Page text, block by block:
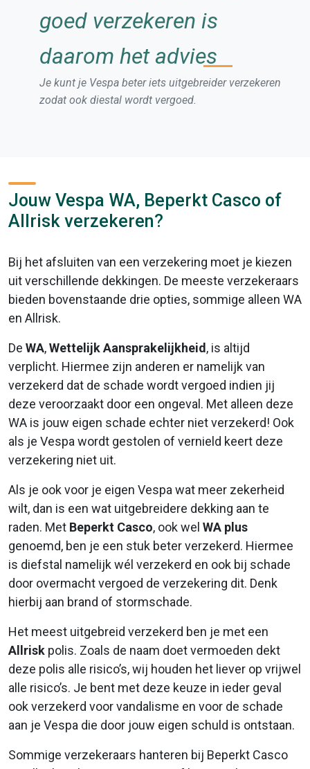
goed verzekeren is
daarom het advies
Je kunt je Vespa beter iets uitgebreider verzekeren
zodat ook diestal wordt vergoed.
Jouw Vespa WA, Beperkt Casco of
Allrisk verzekeren?
Bij het afsluiten van een verzekering moet je kiezen
uit verschillende dekkingen. De meeste verzekeraars
bieden bovenstaande drie opties, sommige alleen WA
en Allrisk.
De WA,Wettelijk Aansprakelijkheid , is altijd
verplicht. Hiermee zijn anderen er namelijk van
verzekerd dat de schade wordt vergoed indien jij
deze veroorzaakt door een ongeval. Met alleen deze
WA is jouw eigen schade echter niet verzekerd! Ook
als je Vespa wordt gestolen of vernield keert deze
verzekering niet uit.
Als je ook voor je eigen Vespa wat meer zekerheid
wilt, dan is een wat uitgebreidere dekking aan te
raden. Met Beperkt Casco, ook wel WA plus
genoemd, ben je een stuk beter verzekerd. Hiermee
is diefstal namelijk wél verzekerd en ook bij schade
door overmacht vergoed de verzekering dit. Denk
hierbij aan brand of stormschade.
Het meest uitgebreid verzekerd ben je met een
Allrisk polis. Zoals de naam doet vermoeden dekt
deze polis alle risico’s, wij houden het liever op vrijwel
alle risico’s. Je bent met deze keuze in ieder geval
ook verzekerd voor vandalisme en voor de schade
aan je Vespa die door jouw eigen schuld is ontstaan.
Sommige verzekeraars hanteren bij Beperkt Casco